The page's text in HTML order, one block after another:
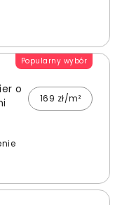
Popularny wybór
o
169 zł/m²